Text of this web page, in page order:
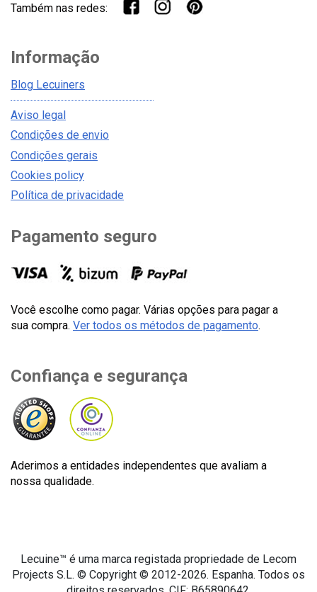
Também nas redes:
Informação
Blog Lecuiners
Aviso legal
Condições de envio
Condições gerais
Cookies policy
Política de privacidade
Pagamento seguro
Você escolhe como pagar. Várias opções para pagar a
sua compra. Ver todos os métodos de pagamento.
Confiança e segurança
Aderimos a entidades independentes que avaliam a
nossa qualidade.
Lecuine™ é uma marca registada propriedade de Lecom
Projects S.L. © Copyright © 2012-2026. Espanha. Todos os